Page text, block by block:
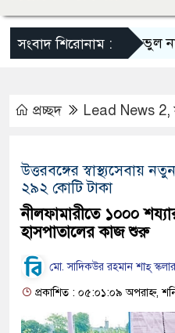
সংবাদ শিরোনাম :
এমন ভুল না
প্রচ্ছদ Lead News 2,
উত্তরবঙ্গের স্বাস্থ্যসেবায়
২৯২ কোটি টাকা
নীলফামারীতে ১০০০
হাসপাতালের কাজ শুরু
মো. সাদিকউর রহমান শাহ্
প্রকাশিত : ০৫:০১:০৯ অপরাহ্ন,